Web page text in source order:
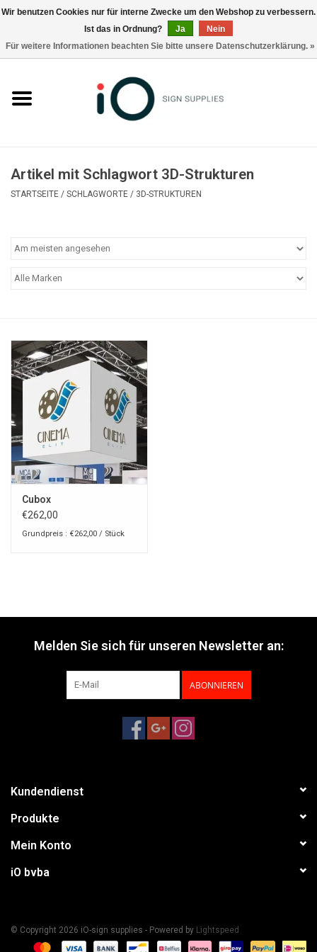
Marken
Artikel mit Schlagwort 3D-Strukturen
STARTSEITE / SCHLAGWORTE / 3D-STRUKTUREN
Cubox
€262,00
Grundpreis : €262,00 / Stück
Melden Sie sich für unseren Newsletter an:
ABONNIEREN
Kundendienst
Produkte
Mein Konto
iO bvba
© Copyright 2026 iO-sign supplies - Powered by Lightspeed
Wir benutzen Cookies nur für interne Zwecke um den Webshop zu verbessern.
Ist das in Ordnung?
Ja
Nein
Für weitere Informationen beachten Sie bitte unsere Datenschutzerklärung. »